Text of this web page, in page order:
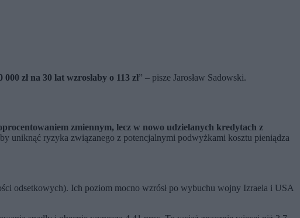
zł na 30 lat wzrosłaby o 113 zł” – pisze Jarosław Sadowski.
zmiennym, lecz w nowo udzielanych kredytach z
uniknąć ryzyka związanego z potencjalnymi podwyżkami kosztu pieniądza
odsetkowych). Ich poziom mocno wzrósł po wybuchu wojny Izraela i USA